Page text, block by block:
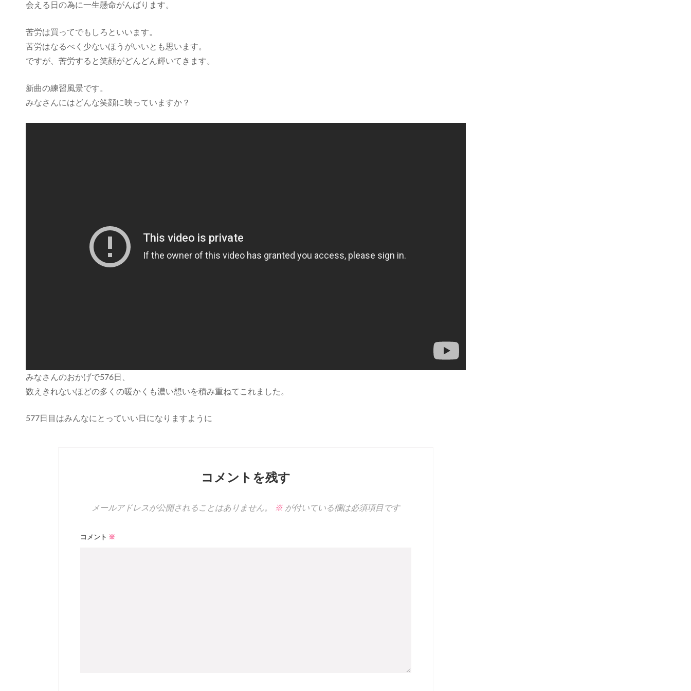
会える日の為に一生懸命がんばります。
苦労は買ってでもしろといいます。
苦労はなるべく少ないほうがいいとも思います。
ですが、苦労すると笑顔がどんどん輝いてきます。
新曲の練習風景です。
みなさんにはどんな笑顔に映っていますか？
みなさんのおかげで576日、
数えきれないほどの多くの暖かくも濃い想いを積み重ねてこれました。
577日目はみんなにとっていい日になりますように
コメントを残す
メールアドレスが公開されることはありません。 ※が付いている欄は必須項目です
コメント ※